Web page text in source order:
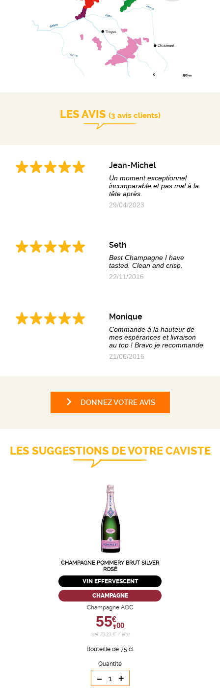
LES AVIS (3 avis clients)
Jean-Michel
Un moment exceptionnel
incomparable et pas mal à la
tête après.
29/04/2023
Seth
Best Champagne I have
tasted. Clean and crisp.
22/11/2016
Monique
Commande à la hauteur de
mes espérances et livraison
au top ! Bravo je recommande
21/06/2016
DONNEZ VOTRE AVIS
LES SUGGESTIONS DE VOTRE CAVISTE
CHAMPAGNE POMMERY BRUT SILVER
ROSÉ
VIN EFFERVESCENT
CHAMPAGNE
Champagne AOC
55,
€
00
soit 73,33 € / litre
Bouteille de 75 cl
Quantité
- +